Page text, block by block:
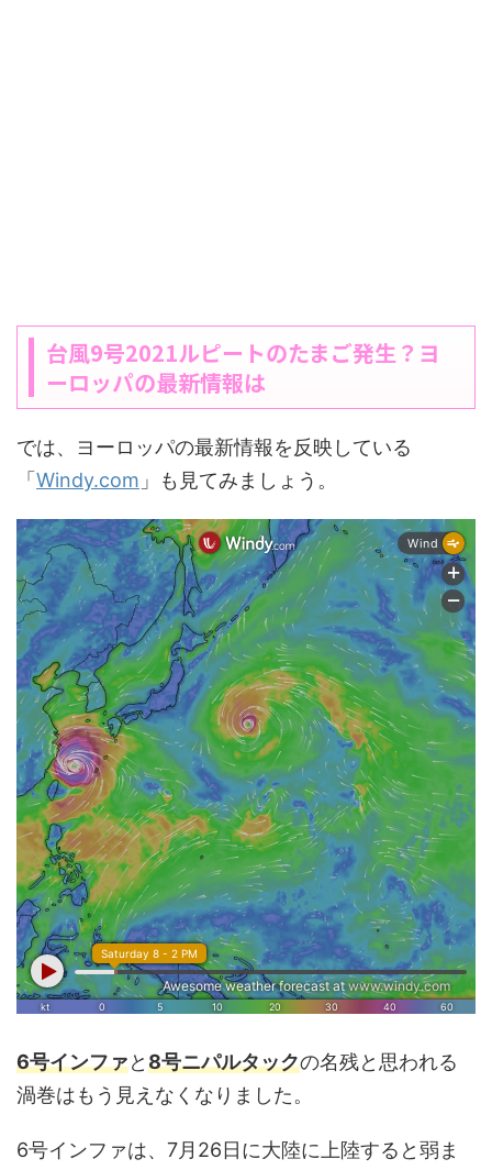
台風9号2021ルピートのたまご発生？ヨ
ーロッパの最新情報は
では、ヨーロッパの最新情報を反映している
「Windy.com 」も見てみましょう。
6号インファと8号ニパルタックの名残と思われる
渦巻はもう見えなくなりました。
6号インファは、7月26日に大陸に上陸すると弱ま